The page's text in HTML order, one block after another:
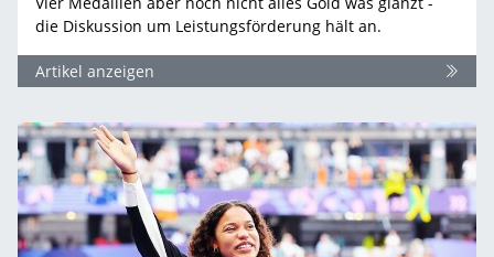
die Diskussion um Leistungsförderung hält an.
Artikel anzeigen